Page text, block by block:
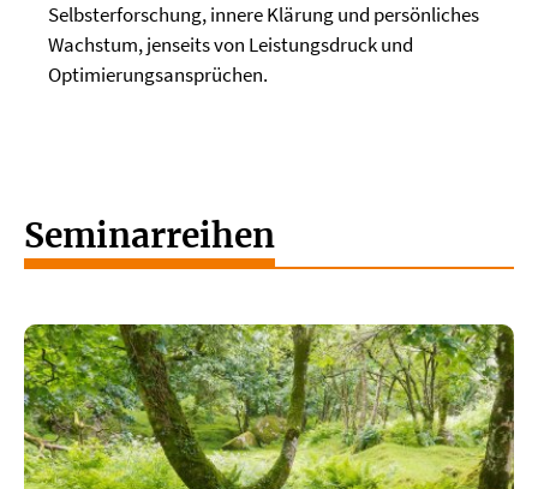
Selbsterforschung, innere Klärung und persönliches
Wachstum, jenseits von Leistungsdruck und
Optimierungsansprüchen.
Seminarreihen